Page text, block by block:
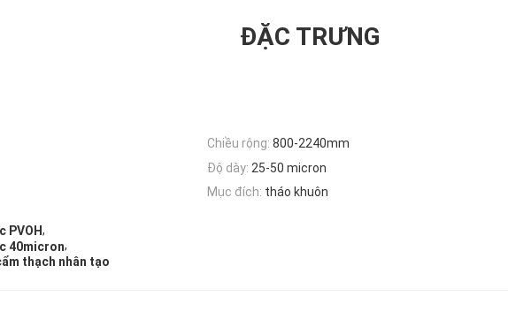
ĐẶC TRƯNG
Chiều rộng: 800-2240mm
Độ dày: 25-50 micron
Mục đích: tháo khuôn
PVOH,
40micron,
thạch nhân tạo